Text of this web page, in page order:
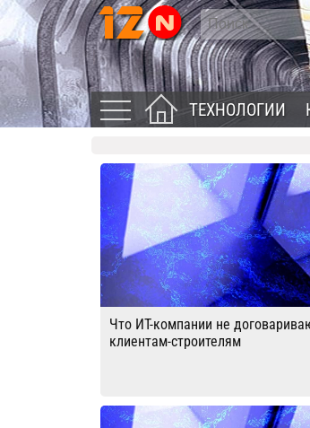
ТЕХНОЛОГИИ
Что ИТ-компании не
клиентам-строителям